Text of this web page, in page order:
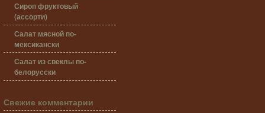
Сироп фруктовый
(ассорти)
Салат мясной по-
мексикански
Салат из свеклы по-
белорусски
Свежие комментарии